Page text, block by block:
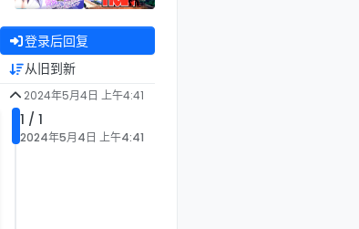
登录后回复
从旧到新
2024年5月4日 上午4:41
1 / 1
2024年5月4日 上午4:41